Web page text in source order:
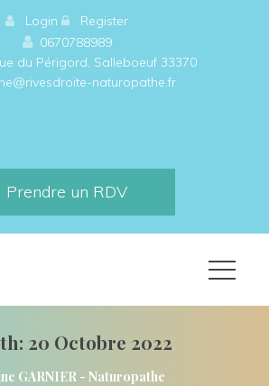
Login
Register
0670788989
du Périgord, Salleboeuf 33370
naturopathe.fr
Prendre un RDV
20 Octobre 2022
GARNIER - Naturopathe